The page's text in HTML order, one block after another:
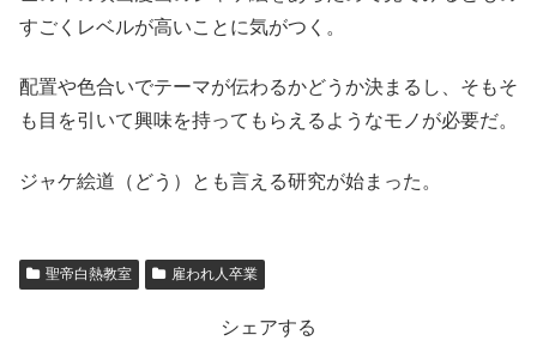
すごくレベルが高いことに気がつく。
配置や色合いでテーマが伝わるかどうか決まるし、そもそ
も目を引いて興味を持ってもらえるようなモノが必要だ。
ジャケ絵道（どう）とも言える研究が始まった。
聖帝白熱教室 雇われ人卒業
シェアする